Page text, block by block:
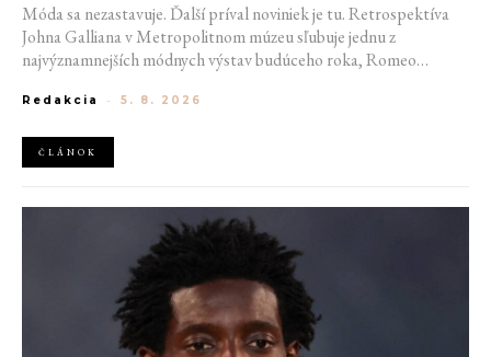
Móda sa nezastavuje. Ďalší príval noviniek je tu. Retrospektíva
Johna Galliana v Metropolitnom múzeu sľubuje jednu z
najvýznamnejších módnych výstav budúceho roka, Romeo
Karl Lagerfeld otvára svoju prvú kaviareň a Kate Spade staví na
Redakcia - 5. 8. 2026
ČLÁNOK